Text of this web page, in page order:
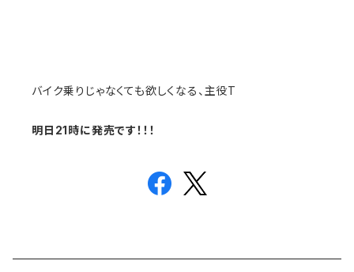
バイク乗りじゃなくても欲しくなる、主役T
明日21時に発売です！！！